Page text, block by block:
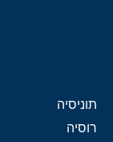
תוניסיה
רוסיה